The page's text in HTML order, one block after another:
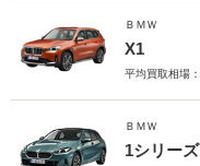
ＢＭＷ
X1
平均買取相場：
ＢＭＷ
1シリーズ